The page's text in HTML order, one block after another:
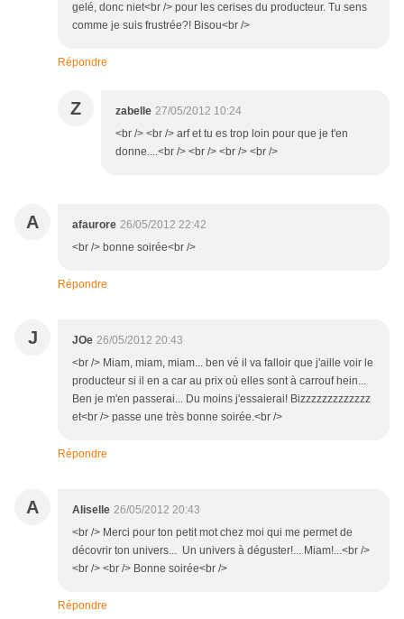
gelé, donc niet<br /> pour les cerises du producteur. Tu sens
comme je suis frustrée?! Bisou<br />
Répondre
Z zabelle 27/05/2012 10:24
<br /> <br /> arf et tu es trop loin pour que je t'en
donne....<br /> <br /> <br /> <br />
A afaurore 26/05/2012 22:42
<br /> bonne soirée<br />
Répondre
J JOe 26/05/2012 20:43
<br /> Miam, miam, miam... ben vé il va falloir que j'aille voir le
producteur si il en a car au prix où elles sont à carrouf hein...
Ben je m'en passerai... Du moins j'essaierai! Bizzzzzzzzzzzzz
et<br /> passe une très bonne soirée.<br />
Répondre
A Aliselle 26/05/2012 20:43
<br /> Merci pour ton petit mot chez moi qui me permet de
décovrir ton univers... Un univers à déguster!... Miam!...<br />
<br /> <br /> Bonne soirée<br />
Répondre